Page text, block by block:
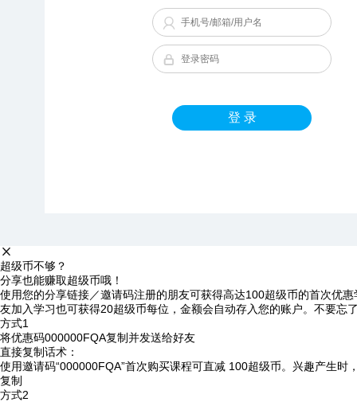
登 录
超级币不够？
分享也能赚取超级币哦！
使用您的分享链接／邀请码注册的朋友可获得高达100超级币的首次优
友加入学习也可获得20超级币每位，金额会自动存入您的账户。不要忘
方式1
将优惠码000000FQA复制并发送给好友
直接复制话术：
使用邀请码“000000FQA”首次购买课程可直减 100超级币。兴趣产生时
复制
方式2